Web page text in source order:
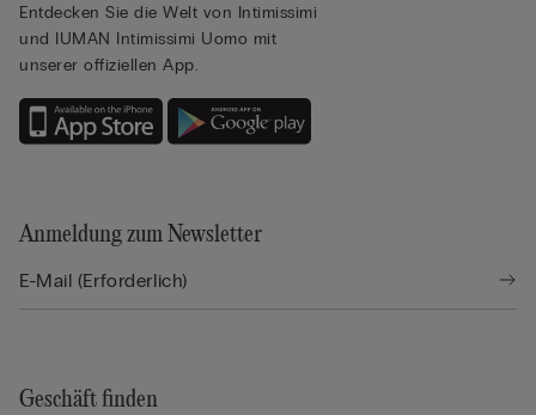
Entdecken Sie die Welt von Intimissimi
und IUMAN Intimissimi Uomo mit
unserer offiziellen App.
Anmeldung zum Newsletter
Geschäft finden